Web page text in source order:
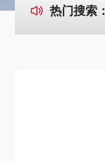
热门搜索：